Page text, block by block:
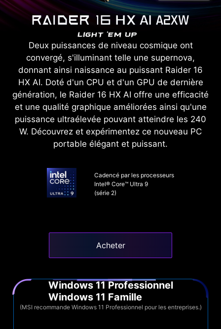
Deux puissances de niveau cosmique ont
convergé, s'illuminant telle une supernova,
donnant ainsi naissance au puissant Raider 16
HX AI. Doté d'un CPU et d'un GPU de dernière
génération, le Raider 16 HX AI offre une efficacité
et une qualité graphique améliorées ainsi qu'une
puissance ultraélevée pouvant atteindre les 240
W. Découvrez et expérimentez ce nouveau PC
portable élégant et puissant.
Cadencé par les processeurs
Intel® Core™ Ultra 9
(série 2)
Acheter
Windows 11 Professionnel
Windows 11 Famille
(MSI recommande Windows 11 Professionnel pour les entreprises.)